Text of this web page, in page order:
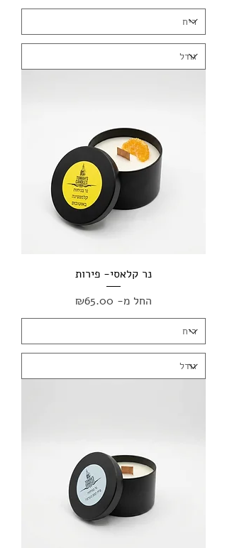
נר קלאסי- פירות
החל מ- ₪65.00מחיר מבצע